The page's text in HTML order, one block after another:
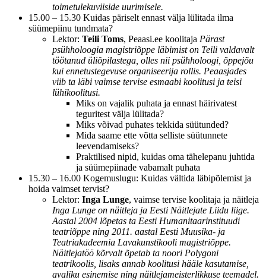
toimetulekuviiside uurimisele.
15.00 – 15.30 Kuidas päriselt ennast välja lülitada ilma
süümepiinu tundmata?
Lektor: Teili Toms, Peaasi.ee koolitaja Pärast
psühholoogia magistriõppe läbimist on Teili valdavalt
töötanud üliõpilastega, olles nii psühholoogi, õppejõu
kui ennetustegevuse organiseerija rollis. Peaasjades
viib ta läbi vaimse tervise esmaabi koolitusi ja teisi
lühikoolitusi.
Miks on vajalik puhata ja ennast häirivatest
teguritest välja lülitada?
Miks võivad puhates tekkida süütunded?
Mida saame ette võtta selliste süütunnete
leevendamiseks?
Praktilised nipid, kuidas oma tähelepanu juhtida
ja süümepiinade vabamalt puhata
15.30 – 16.00 Kogemuslugu: Kuidas vältida läbipõlemist ja
hoida vaimset tervist?
Lektor: Inga Lunge, vaimse tervise koolitaja ja näitleja
Inga Lunge on näitleja ja Eesti Näitlejate Liidu liige.
Aastal 2004 lõpetas ta Eesti Humanitaarinstituudi
teatriõppe ning 2011. aastal Eesti Muusika- ja
Teatriakadeemia Lavakunstikooli magistriõppe.
Näitlejatöö kõrvalt õpetab ta noori Polygoni
teatrikoolis, lisaks annab koolitusi hääle kasutamise,
avaliku esinemise ning näitlejameisterlikkuse teemadel.